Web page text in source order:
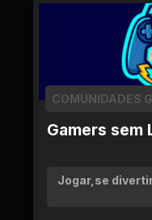
Gamers sem
COMUNIDADES
Jogar,se